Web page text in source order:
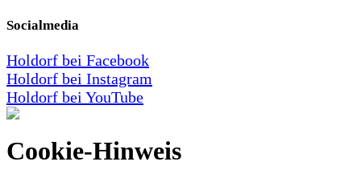
Socialmedia
Holdorf bei Facebook
Holdorf bei Instagram
Holdorf bei YouTube
Cookie-Hinweis